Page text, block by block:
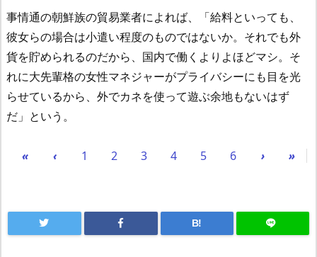
事情通の朝鮮族の貿易業者によれば、「給料といっても、
彼女らの場合は小遣い程度のものではないか。それでも外
貨を貯められるのだから、国内で働くよりよほどマシ。そ
れに大先輩格の女性マネジャーがプライバシーにも目を光
らせているから、外でカネを使って遊ぶ余地もないはず
だ」という。
« ‹ 1 2 3 4 5 6 › »
B!